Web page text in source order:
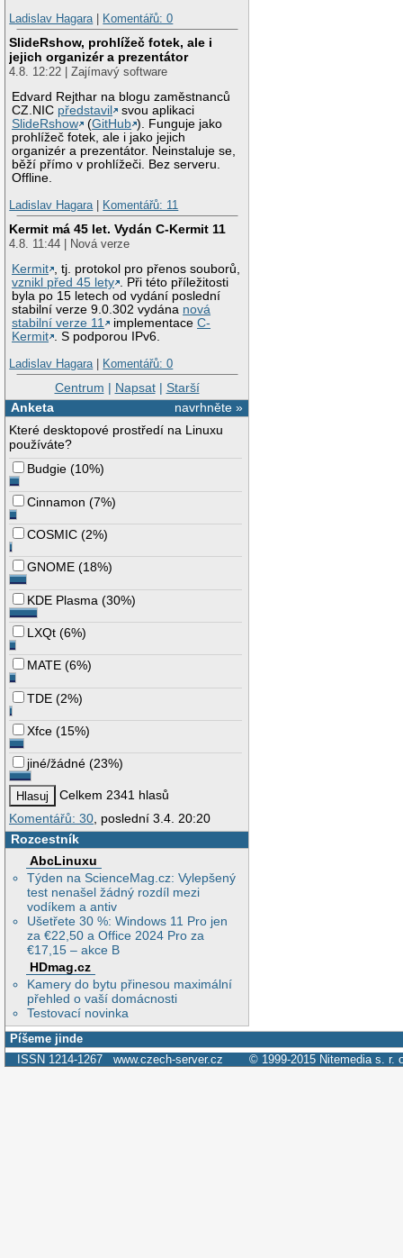
Ladislav Hagara| Komentářů: 0
SlideRshow, prohlížeč fotek, ale i
jejich organizér a prezentátor
4.8. 12:22 | Zajímavý software
Edvard Rejthar na blogu zaměstnanců
CZ.NIC představil
svou aplikaci
SlideRshow
(GitHub ). Funguje jako
prohlížeč fotek, ale i jako jejich
organizér a prezentátor. Neinstaluje se,
běží přímo v prohlížeči. Bez serveru.
Offline.
Ladislav Hagara| Komentářů: 11
Kermit má 45 let. Vydán C-Kermit 11
4.8. 11:44 | Nová verze
Kermit , tj. protokol pro přenos souborů,
vznikl před 45 lety . Při této příležitosti
byla po 15 letech od vydání poslední
stabilní verze 9.0.302 vydána nová
stabilní verze 11
implementaceC-
Kermit . S podporou IPv6.
Ladislav Hagara| Komentářů: 0
Centrum | Napsat| Starší
navrhněte »
Anketa
Které desktopové prostředí na Linuxu
používáte?
Budgie (10%)
Cinnamon (7%)
COSMIC (2%)
GNOME (18%)
KDE Plasma (30%)
LXQt (6%)
MATE (6%)
TDE (2%)
Xfce (15%)
jiné/žádné (23%)
Celkem 2341 hlasů
Komentářů: 30 , poslední 3.4. 20:20
Rozcestník
AbcLinuxu
Týden na ScienceMag.cz: Vylepšený
test nenašel žádný rozdíl mezi
vodíkem a antiv
Ušetřete 30 %: Windows 11 Pro jen
za €22,50 a Office 2024 Pro za
€17,15 – akce B
HDmag.cz
Kamery do bytu přinesou maximální
přehled o vaší domácnosti
Testovací novinka
Píšeme jinde
ISSN 1214-1267 www.czech-server.cz © 1999-2015 Nitemedia s. r.